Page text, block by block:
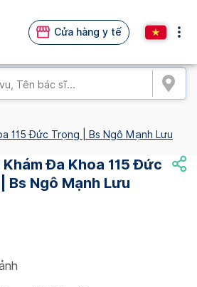
Cửa hàng y tế
115 Đức Trọng | Bs Ngô Mạnh Lưu
Đa Khoa 115 Đức
Bs Ngô Mạnh Lưu